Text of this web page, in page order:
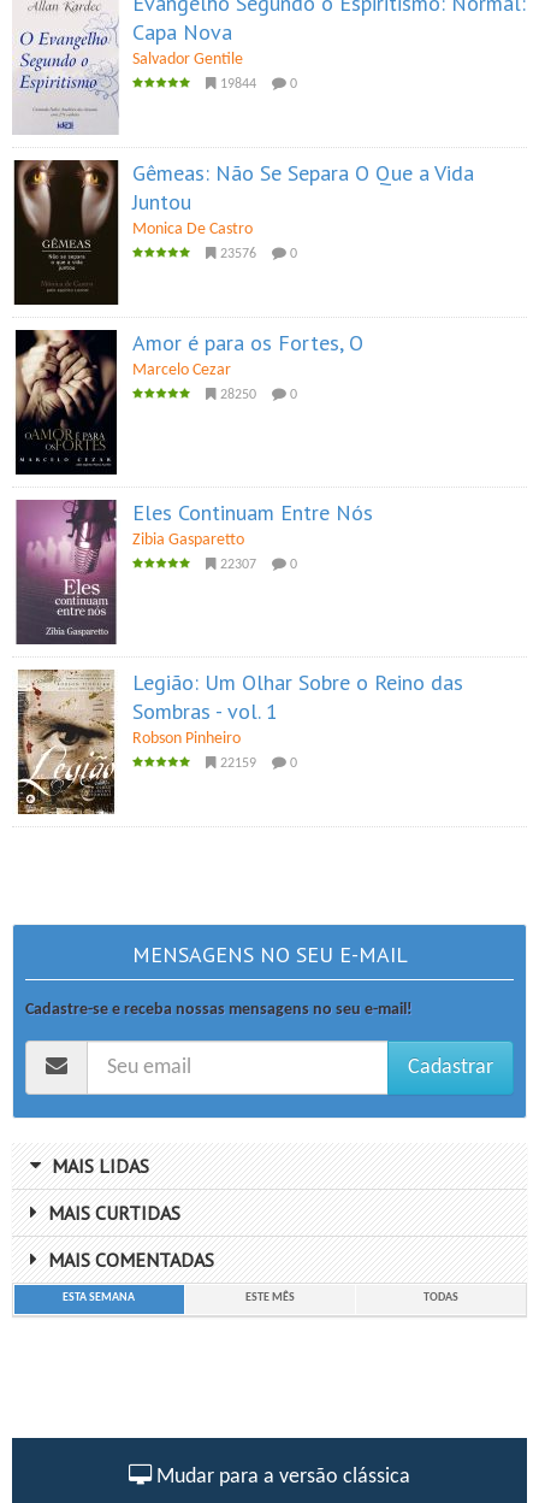
Capa Nova
Salvador Gentile
19844 0
Gêmeas: Não Se Separa O Que a Vida
Juntou
Monica De Castro
23576 0
Amor é para os Fortes, O
Marcelo Cezar
28250 0
Eles Continuam Entre Nós
Zibia Gasparetto
22307 0
Legião: Um Olhar Sobre o Reino das
Sombras - vol. 1
Robson Pinheiro
22159 0
MENSAGENS NO SEU E-MAIL
Cadastre-se e receba nossas mensagens no seu e-mail!
Cadastrar
MAIS LIDAS
MAIS CURTIDAS
MAIS COMENTADAS
ESTA SEMANA ESTE MÊS TODAS
Mudar para a versão clássica